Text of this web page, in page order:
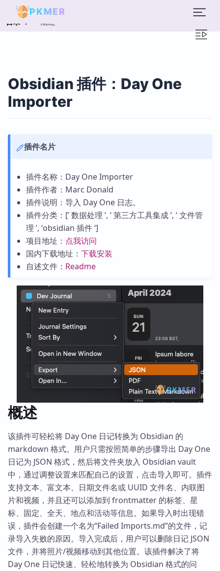
PKMER
目录 概述
Obsidian 插件：Day One
Importer
插件名片
插件名称：Day One Importer
插件作者：Marc Donald
插件说明：导入 Day One 日志。
插件分类：[’ 数据处理 ’, ’ 第三方工具集成 ’, ’ 文件管
理 ’, ‘obsidian 插件 ‘]
项目地址： 点我访问
国内下载地址： 下载安装
自述文件： Readme
概述
该插件可轻松将 Day One 日记转换为 Obsidian 的
markdown 格式。用户只需按照简单的步骤导出 Day One
日记为 JSON 格式，然后将文件夹放入 Obsidian vault
中，通过调整设置来匹配自己的设置，点击导入即可。插件
支持文本、富文本、日期文件名或 UUID 文件名、内联图
片和视频，并且还可以添加到 frontmatter 的标签、星
标、固定、全天、地点和活动等信息。如果导入时出现错
误，插件会创建一个名为“Failed Imports.md”的文件，记
录导入失败的原因。导入完成后，用户可以删除日记 JSON
文件，并将照片/视频移动到其他位置。该插件解决了将
Day One 日记快速、轻松地转换为 Obsidian 格式的问